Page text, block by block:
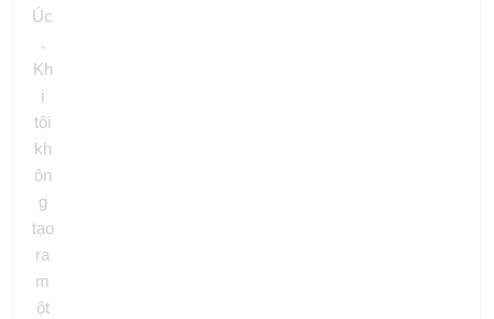
Úc
.
Kh
i
tôi
kh
ôn
g
tạo
ra
m
ột